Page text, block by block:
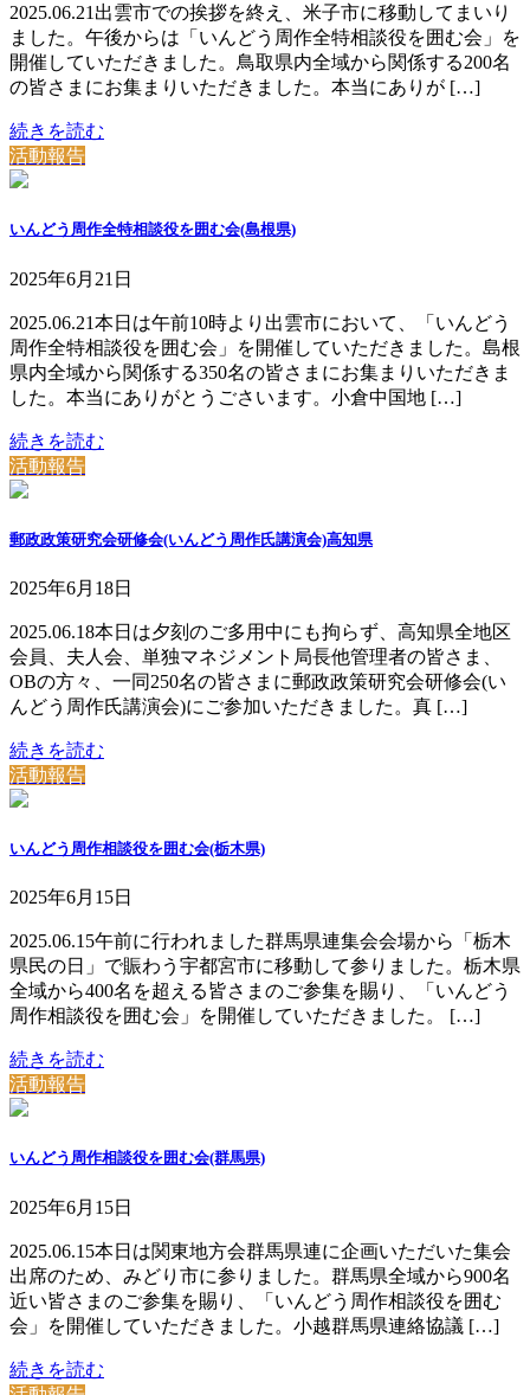
2025.06.21出雲市での挨拶を終え、米子市に移動してまいり
ました。午後からは「いんどう周作全特相談役を囲む会」を
開催していただきました。鳥取県内全域から関係する200名
の皆さまにお集まりいただきました。本当にありが […]
続きを読む
活動報告
いんどう周作全特相談役を囲む会(島根県)
2025年6月21日
2025.06.21本日は午前10時より出雲市において、「いんどう
周作全特相談役を囲む会」を開催していただきました。島根
県内全域から関係する350名の皆さまにお集まりいただきま
した。本当にありがとうごさいます。小倉中国地 […]
続きを読む
活動報告
郵政政策研究会研修会(いんどう周作氏講演会)高知県
2025年6月18日
2025.06.18本日は夕刻のご多用中にも拘らず、高知県全地区
会員、夫人会、単独マネジメント局長他管理者の皆さま、
OBの方々、一同250名の皆さまに郵政政策研究会研修会(い
んどう周作氏講演会)にご参加いただきました。真 […]
続きを読む
活動報告
いんどう周作相談役を囲む会(栃木県)
2025年6月15日
2025.06.15午前に行われました群馬県連集会会場から「栃木
県民の日」で賑わう宇都宮市に移動して参りました。栃木県
全域から400名を超える皆さまのご参集を賜り、「いんどう
周作相談役を囲む会」を開催していただきました。 […]
続きを読む
活動報告
いんどう周作相談役を囲む会(群馬県)
2025年6月15日
2025.06.15本日は関東地方会群馬県連に企画いただいた集会
出席のため、みどり市に参りました。群馬県全域から900名
近い皆さまのご参集を賜り、「いんどう周作相談役を囲む
会」を開催していただきました。小越群馬県連絡協議 […]
続きを読む